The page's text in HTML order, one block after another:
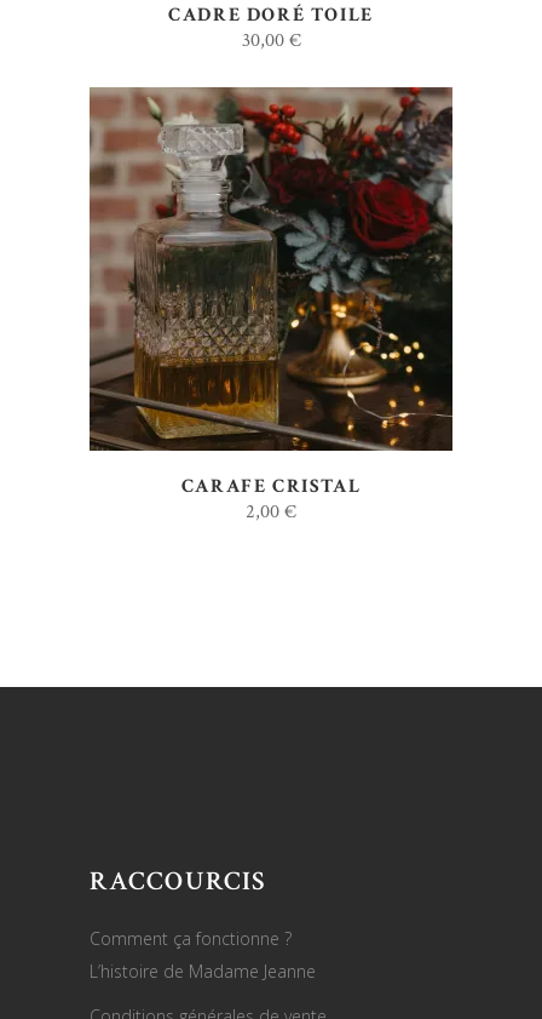
CADRE DORÉ TOILE
30,00€
AJOUTER AU DEVIS
CARAFE CRISTAL
2,00€
RACCOURCIS
Comment ça fonctionne ?
L’histoire de Madame Jeanne